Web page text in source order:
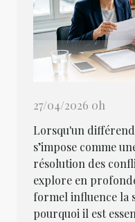
27/04/2026 0h
Lorsqu'un
s’impose comme
résolution des
explore en
formel influence la
pourquoi il est